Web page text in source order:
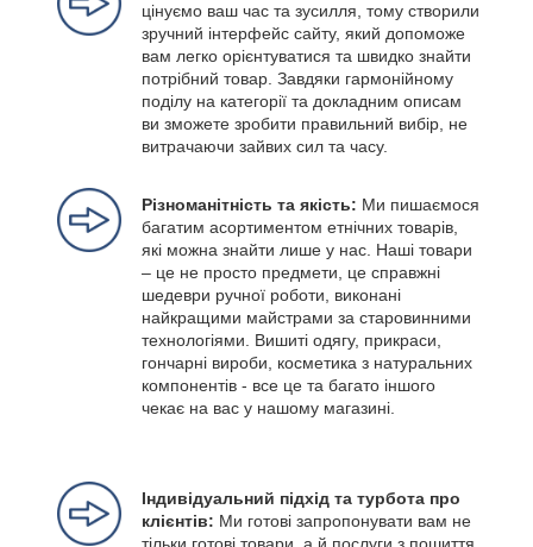
цінуємо ваш час та зусилля, тому створили
зручний інтерфейс сайту, який допоможе
вам легко орієнтуватися та швидко знайти
потрібний товар. Завдяки гармонійному
поділу на категорії та докладним описам
ви зможете зробити правильний вибір, не
витрачаючи зайвих сил та часу.
Різноманітність та якість: Ми пишаємося
багатим асортиментом етнічних товарів,
які можна знайти лише у нас. Наші товари
– це не просто предмети, це справжні
шедеври ручної роботи, виконані
найкращими майстрами за старовинними
технологіями. Вишиті одягу, прикраси,
гончарні вироби, косметика з натуральних
компонентів - все це та багато іншого
чекає на вас у нашому магазині.
Індивідуальний підхід та турбота про
клієнтів: Ми готові запропонувати вам не